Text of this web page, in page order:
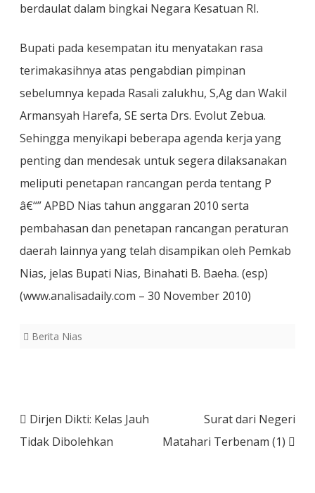
berdaulat dalam bingkai Negara Kesatuan RI.
Bupati pada kesempatan itu menyatakan rasa
terimakasihnya atas pengabdian pimpinan
sebelumnya kepada Rasali zalukhu, S,Ag dan Wakil
Armansyah Harefa, SE serta Drs. Evolut Zebua.
Sehingga menyikapi beberapa agenda kerja yang
penting dan mendesak untuk segera dilaksanakan
meliputi penetapan rancangan perda tentang P
â€“” APBD Nias tahun anggaran 2010 serta
pembahasan dan penetapan rancangan peraturan
daerah lainnya yang telah disampikan oleh Pemkab
Nias, jelas Bupati Nias, Binahati B. Baeha. (esp)
(www.analisadaily.com – 30 November 2010)
Berita Nias
Post
navigation
Dirjen Dikti: Kelas Jauh
Tidak Dibolehkan
Surat dari Negeri
Matahari Terbenam (1)